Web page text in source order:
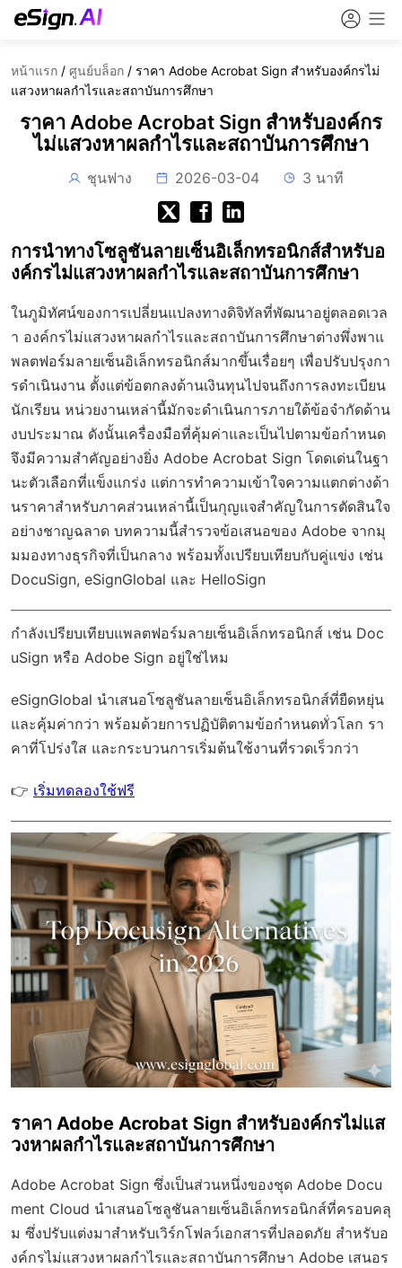
หน้าแรก / ศูนย์บล็อก / ราคา Adobe Acrobat Sign สำหรับองค์กรไม่
แสวงหาผลกำไรและสถาบันการศึกษา
ราคา Adobe Acrobat Sign สำหรับองค์กร
ไม่แสวงหาผลกำไรและสถาบันการศึกษา
ชุนฟาง 2026-03-04 3 นาที
การนำทางโซลูชันลายเซ็นอิเล็กทรอนิกส์สำหรับอ
งค์กรไม่แสวงหาผลกำไรและสถาบันการศึกษา
ในภูมิทัศน์ของการเปลี่ยนแปลงทางดิจิทัลที่พัฒนาอยู่ตลอดเวล
า องค์กรไม่แสวงหาผลกำไรและสถาบันการศึกษาต่างพึ่งพาแ
พลตฟอร์มลายเซ็นอิเล็กทรอนิกส์มากขึ้นเรื่อยๆ เพื่อปรับปรุงกา
รดำเนินงาน ตั้งแต่ข้อตกลงด้านเงินทุนไปจนถึงการลงทะเบียน
นักเรียน หน่วยงานเหล่านี้มักจะดำเนินการภายใต้ข้อจำกัดด้าน
งบประมาณ ดังนั้นเครื่องมือที่คุ้มค่าและเป็นไปตามข้อกำหนด
จึงมีความสำคัญอย่างยิ่ง Adobe Acrobat Sign โดดเด่นในฐา
นะตัวเลือกที่แข็งแกร่ง แต่การทำความเข้าใจความแตกต่างด้า
นราคาสำหรับภาคส่วนเหล่านี้เป็นกุญแจสำคัญในการตัดสินใจ
อย่างชาญฉลาด บทความนี้สำรวจข้อเสนอของ Adobe จากมุ
มมองทางธุรกิจที่เป็นกลาง พร้อมทั้งเปรียบเทียบกับคู่แข่ง เช่น
DocuSign, eSignGlobal และ HelloSign
กำลังเปรียบเทียบแพลตฟอร์มลายเซ็นอิเล็กทรอนิกส์ เช่น Doc
uSign หรือ Adobe Sign อยู่ใช่ไหม
eSignGlobal นำเสนอโซลูชันลายเซ็นอิเล็กทรอนิกส์ที่ยืดหยุ่น
และคุ้มค่ากว่า พร้อมด้วยการปฏิบัติตามข้อกำหนดทั่วโลก รา
คาที่โปร่งใส และกระบวนการเริ่มต้นใช้งานที่รวดเร็วกว่า
👉 เริ่มทดลองใช้ฟรี
ราคา Adobe Acrobat Sign สำหรับองค์กรไม่แส
วงหาผลกำไรและสถาบันการศึกษา
Adobe Acrobat Sign ซึ่งเป็นส่วนหนึ่งของชุด Adobe Docu
ment Cloud นำเสนอโซลูชันลายเซ็นอิเล็กทรอนิกส์ที่ครอบคลุ
ม ซึ่งปรับแต่งมาสำหรับเวิร์กโฟลว์เอกสารที่ปลอดภัย สำหรับอ
งค์กรไม่แสวงหาผลกำไรและสถาบันการศึกษา Adobe เสนอร